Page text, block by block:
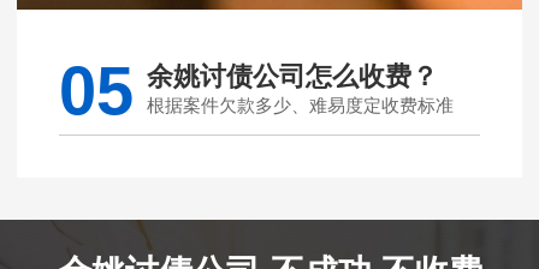
05 余姚讨债公司怎么收费？
根据案件欠款多少、难易度定收费标准